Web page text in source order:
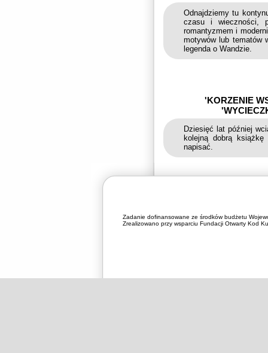
Odnajdziemy tu
czasu i wieczności,
romantyzmem i
motywów lub tematów
legenda o Wandzie.
'KORZENIE
Dziesięć lat później
kolejną dobrą
napisać.
Zadanie dofinansowane ze środków budżetu
Zrealizowano przy wsparciu Fundacji Otwarty Kod